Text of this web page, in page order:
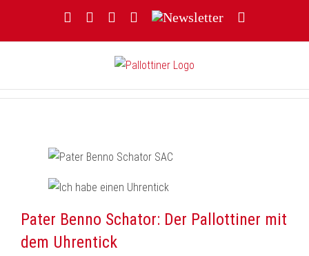
FacebookYouTubeInstagram
Threads
Newsletter
Pater Benno Schator: Der Pallottiner mit
dem Uhrentick